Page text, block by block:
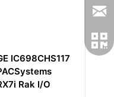
IC698CHS117
Rak I/O